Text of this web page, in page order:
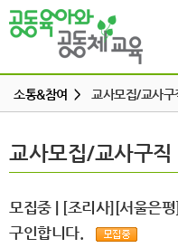
하위
소통&참여 > 교사모집/교사구
공동육아 ing
터전 소식
교사모집/교사구직
모집중 | [조리사][서울은
구인합니다.